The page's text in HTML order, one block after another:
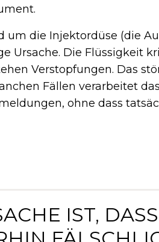
um die Injektordüse (die
Ursache. Die Flüssigkeit
Verstopfungen. Das
Fällen verarbeitet
ohne dass
IST,